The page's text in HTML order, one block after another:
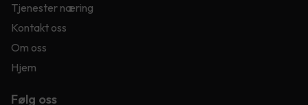
Tjenester næring
Kontakt oss
Om oss
Hjem
Følg oss